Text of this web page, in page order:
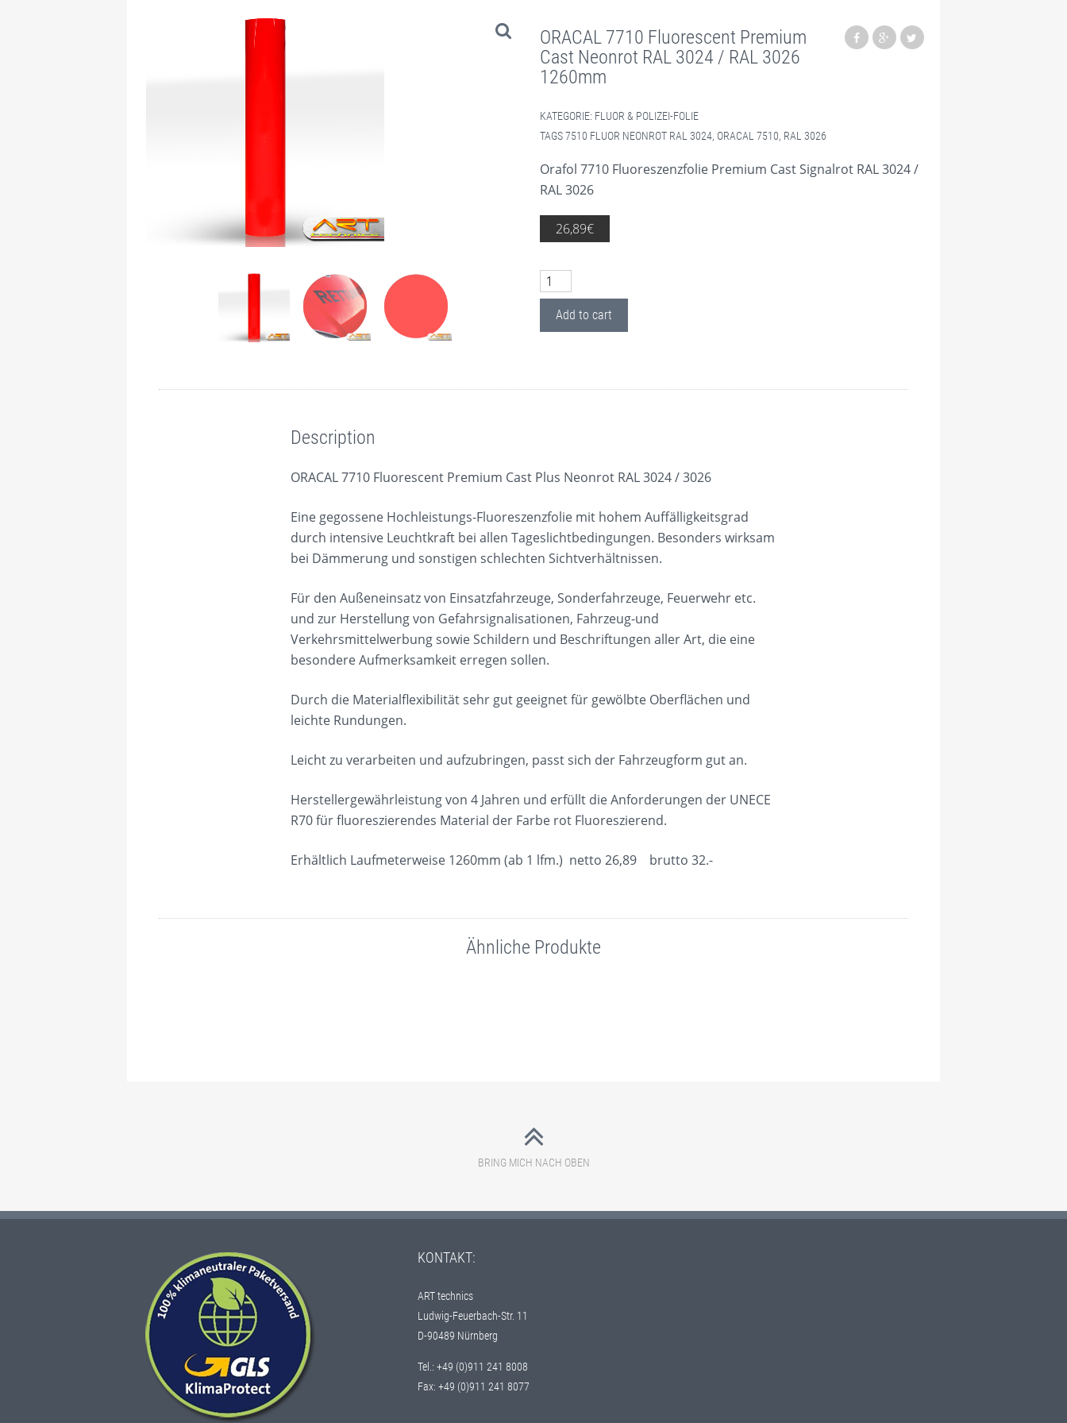
ORACAL 7710 Fluorescent Premium
Cast Neonrot RAL 3024 / RAL 3026
1260mm
KATEGORIE: FLUOR & POLIZEI-FOLIE
TAGS7510 FLUOR NEONROT RAL 3024, ORACAL 7510, RAL 3026
Orafol 7710 Fluoreszenzfolie Premium Cast Signalrot RAL 3024 /
RAL 3026
26,89€
ORACAL 7710 Fluorescent Premium Cast Neonrot RAL 3024 / RAL 3026 1260mm quantity
Add to cart
Description
ORACAL 7710 Fluorescent Premium Cast Plus Neonrot RAL 3024 / 3026
Eine gegossene Hochleistungs-Fluoreszenzfolie mit hohem Auffälligkeitsgrad
durch intensive Leuchtkraft bei allen Tageslichtbedingungen. Besonders wirksam
bei Dämmerung und sonstigen schlechten Sichtverhältnissen.
Für den Außeneinsatz von Einsatzfahrzeuge, Sonderfahrzeuge, Feuerwehr etc.
und zur Herstellung von Gefahrsignalisationen, Fahrzeug-und
Verkehrsmittelwerbung sowie Schildern und Beschriftungen aller Art, die eine
besondere Aufmerksamkeit erregen sollen.
Durch die Materialflexibilität sehr gut geeignet für gewölbte Oberflächen und
leichte Rundungen.
Leicht zu verarbeiten und aufzubringen, passt sich der Fahrzeugform gut an.
Herstellergewährleistung von 4 Jahren und erfüllt die Anforderungen der UNECE
R70 für fluoreszierendes Material der Farbe rot Fluoreszierend.
Erhältlich Laufmeterweise 1260mm (ab 1 lfm.) netto 26,89 brutto 32.-
Ähnliche Produkte
BRING MICH NACH OBEN
KONTAKT:
ART technics
Ludwig-Feuerbach-Str. 11
D-90489 Nürnberg
Tel.: +49 (0)911 241 8008
Fax: +49 (0)911 241 8077